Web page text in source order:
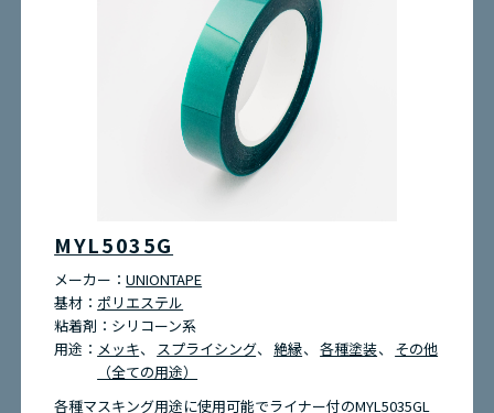
MYL5035G
メーカー：UNIONTAPE
基材： ポリエステル
粘着剤： シリコーン系
用途： メッキ スプライシング 絶縁 各種塗装
その他
（全ての用途）
各種マスキング用途に使用可能でライナー付のMYL5035GL